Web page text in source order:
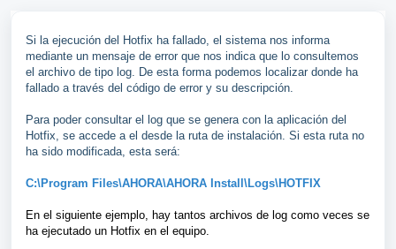
Si la ejecución del Hotfix ha fallado, el sistema nos informa
mediante un mensaje de error que nos indica que lo consultemos
el archivo de tipo log. De esta forma podemos localizar donde ha
fallado a través del código de error y su descripción.
Para poder consultar el log que se genera con la aplicación del
Hotfix, se accede a el desde la ruta de instalación. Si esta ruta no
ha sido modificada, esta será:
C:\Program Files\AHORA\AHORA Install\Logs\HOTFIX
En el siguiente ejemplo, hay tantos archivos de log como veces se
ha ejecutado un Hotfix en el equipo.